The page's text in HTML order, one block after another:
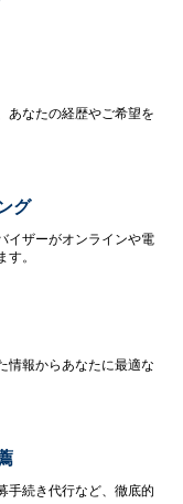
あなたの経歴やご希望を
グ
イザーがオンラインや電
。
情報からあなたに最適な
手続き代行など、徹底的